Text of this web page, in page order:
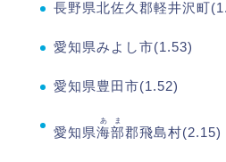
長野県北佐久郡軽井沢町
愛知県みよし市(1.53)
愛知県豊田市(1.52)
愛知県海部
あま
郡飛島村(2.15)